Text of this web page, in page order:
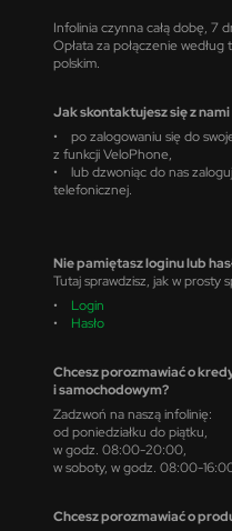
Infolinia czynna całą dobę, 7
Opłata za połączenie
polskim.
Jak skontaktujesz się z
• po zalogowaniu się do
z funkcji VeloPhone,
• lub dzwoniąc do nas
telefonicznej.
Nie pamiętasz loginu lub
Tutaj sprawdzisz, jak w prosty
• Login
• Hasło
Chcesz porozmawiać o
i samochodowym?
Zadzwoń na naszą infolinię:
od poniedziałku do piątku,
w godz. 08:00-20:00,
w soboty, w godz. 08:00-
Chcesz porozmawiać o